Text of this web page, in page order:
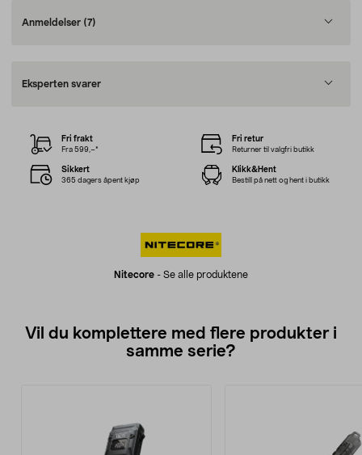
Anmeldelser (7)
Eksperten svarer
Nitecore - Se alle produktene
Fri frakt
Fra 599,–*
Fri retur
Returner til valgfri butikk
Sikkert
365 dagers åpent kjøp
Klikk&Hent
Bestill på nett og hent i butikk
Vil du komplettere med flere produkter i
samme serie?